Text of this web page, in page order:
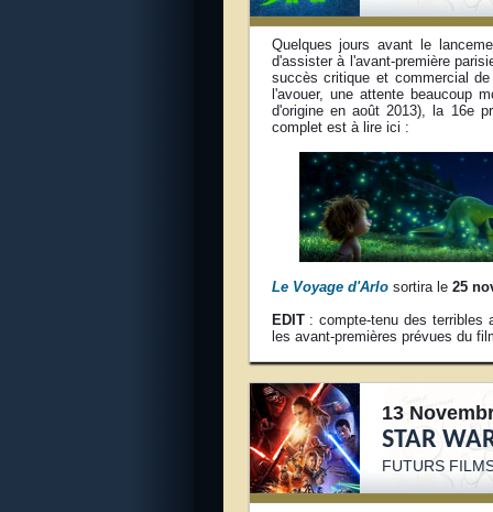
Quelques jours avant le
d'assister à l'avant-première
succès critique et commercial
l'avouer, une attente beaucoup
d'origine en août 2013), la 16e
complet est à lire ici :
Le Voyage d'Arlosortira le 25
EDIT: compte-tenu des terribles
les avant-premières prévues du
13
STAR
FUTURS